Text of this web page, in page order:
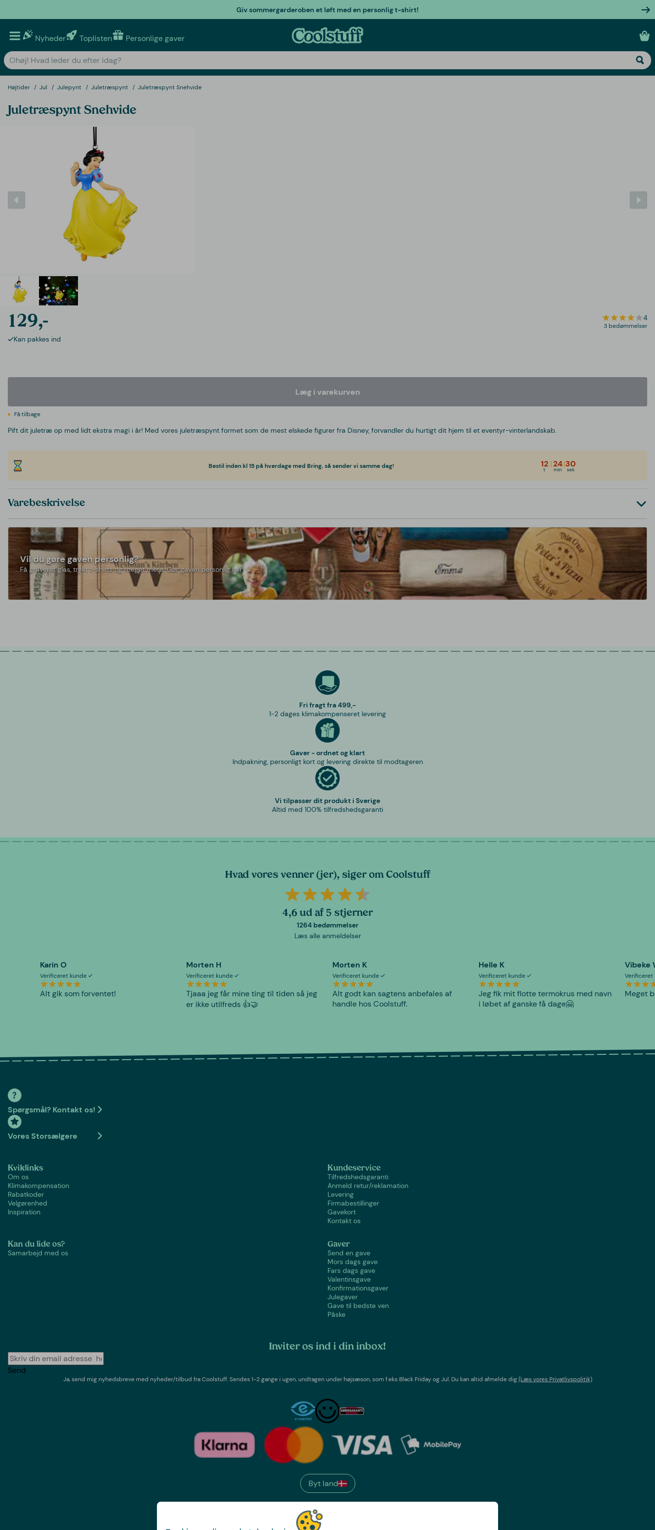
Giv sommergarderoben et løft med en personlig t-shirt!
Nyheder Toplisten Personlige gaver
Højtider Jul Julepynt Juletræspynt Juletræspynt Snehvide
Juletræspynt Snehvide
129,- 4
3 bedømmelser
Kan pakkes ind
Læg i varekurven
Få tilbage
Pift dit juletræ op med lidt ekstra magi i år! Med vores juletræspynt formet som de mest elskede figurer fra Disney, forvandler du hurtigt dit hjem til et eventyr-vinterlandskab.
Bestil inden kl 15 på hverdage med Bring, så sender vi samme dag! 12
t
|24
min
|30
sek
Varebeskrivelse
Vil du gøre gaven personlig?
Få graveret glas, trykt t-shirts og meget mere. Gør gaven personlig her!
Fri fragt fra 499,-
1-2 dages klimakompenseret levering
Gaver - ordnet og klart
Indpakning, personligt kort og levering direkte til modtageren
Vi tilpasser dit produkt i Sverige
Altid med 100% tilfredshedsgaranti
Hvad vores venner (jer), siger om Coolstuff
4,6 ud af 5 stjerner
1264 bedømmelser
Læs alle anmeldelser
Karin O
Verificeret kunde
Alt gik som forventet!
Morten H
Verificeret kunde
Tjaaa jeg får mine ting til tiden så jeg
er ikke utilfreds 👍🤝
Morten K
Verificeret kunde
Alt godt kan sagtens anbefales af
handle hos Coolstuff.
Helle K
Verificeret kunde
Jeg fik mit flotte termokrus med navn
i løbet af ganske få dage🤗
Vibeke
Meget
Spørgsmål? Kontakt os!
Vores Storsælgere
Kviklinks
Om os
Klimakompensation
Rabatkoder
Velgørenhed
Inspiration
Kundeservice
Tilfredshedsgaranti
Anmeld retur/reklamation
Levering
Firmabestillinger
Gavekort
Kontakt os
Kan du lide os?
Samarbejd med os
Gaver
Send en gave
Mors dags gave
Fars dags gave
Valentinsgave
Konfirmationsgaver
Julegaver
Gave til bedste ven
Påske
Inviter os ind i din inbox!
Send
Ja, send mig nyhedsbreve med nyheder/tilbud fraCoolstuff. Sendes 1-2 gange i ugen,undtagen under højsæson, som f.eks Black Friday og Jul. Du kan altid afmelde dig(Læs vores Privatlivspolitik)
Byt land